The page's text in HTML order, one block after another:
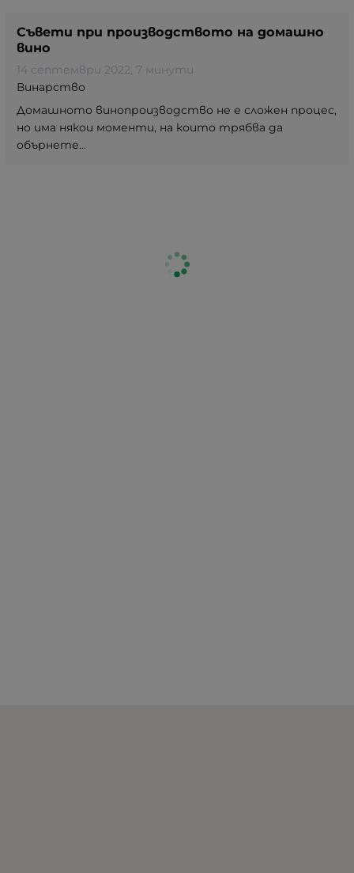
Съвети при производството на домашно
вино
14 септември 2022, 7 минути
Винарство
Домашното винопроизводство не е сложен процес,
но има някои моменти, на които трябва да
обърнете...